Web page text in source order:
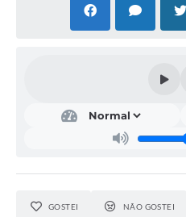
Galeria de Vídeos
SIC
GOSTEI NÃO GOSTEI